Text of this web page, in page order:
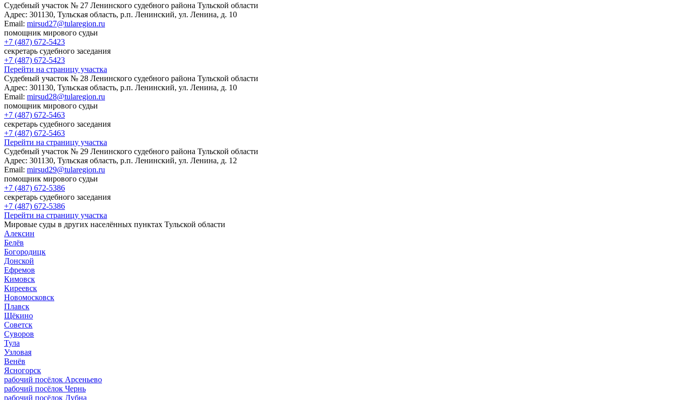
Судебный участок № 27 Ленинского судебного района Тульской области
Адрес: 301130, Тульская область, р.п. Ленинский, ул. Ленина, д. 10
Email: mirsud27@tularegion.ru
помощник мирового судьи
+7 (487) 672-5423
секретарь судебного заседания
+7 (487) 672-5423
Перейти на страницу участка
Судебный участок № 28 Ленинского судебного района Тульской области
Адрес: 301130, Тульская область, р.п. Ленинский, ул. Ленина, д. 10
Email: mirsud28@tularegion.ru
помощник мирового судьи
+7 (487) 672-5463
секретарь судебного заседания
+7 (487) 672-5463
Перейти на страницу участка
Судебный участок № 29 Ленинского судебного района Тульской области
Адрес: 301130, Тульская область, р.п. Ленинский, ул. Ленина, д. 12
Email: mirsud29@tularegion.ru
помощник мирового судьи
+7 (487) 672-5386
секретарь судебного заседания
+7 (487) 672-5386
Перейти на страницу участка
Мировые суды в других населённых пунктах Тульской области
Алексин
Белёв
Богородицк
Донской
Ефремов
Кимовск
Киреевск
Новомосковск
Плавск
Щёкино
Советск
Суворов
Тула
Узловая
Венёв
Ясногорск
рабочий посёлок Арсеньево
рабочий посёлок Чернь
рабочий посёлок Дубна